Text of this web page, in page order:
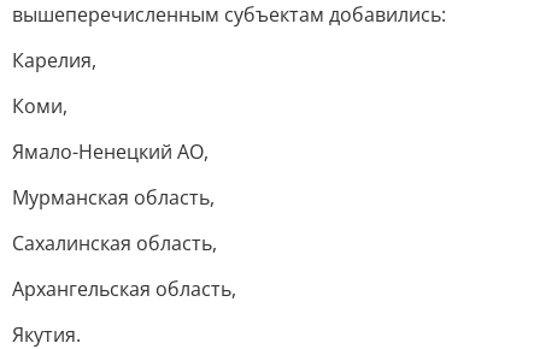
вышеперечисленным субъектам добавились:
Карелия,
Коми,
Ямало-Ненецкий АО,
Мурманская область,
Сахалинская область,
Архангельская область,
Якутия.